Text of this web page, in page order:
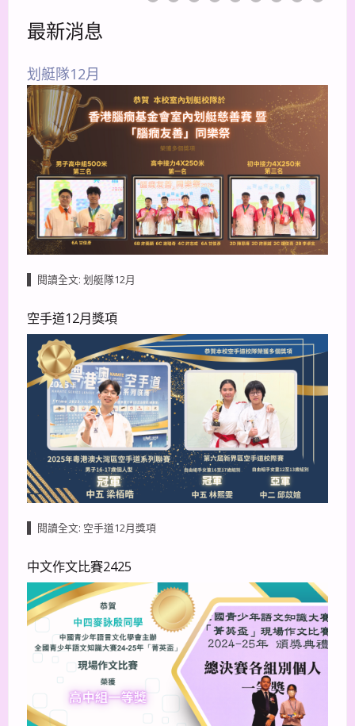
最新消息
划艇隊12月
閱讀全文: 划艇隊12月
空手道12月獎項
閱讀全文: 空手道12月獎項
中文作文比賽2425